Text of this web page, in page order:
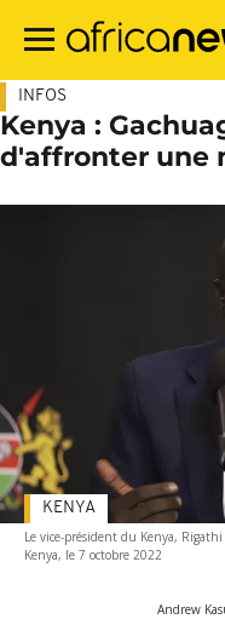
contenu
INFOS
Kenya :
d'affronter une
Le vice-président du Kenya,
Kenya, le 7 octobre 2022
Andrew
KENYA